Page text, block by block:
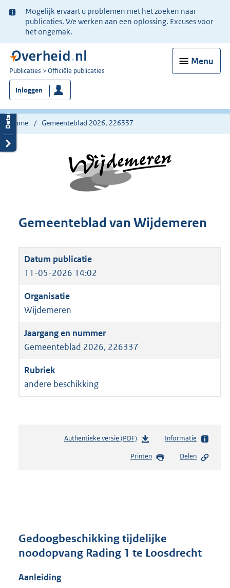
Ter
informatie:
Mogelijk ervaart u problemen met het zoeken naar
publicaties. We werken aan een oplossing. Excuses voor
het ongemak.
Menu
U
bent
nu
hier:
Publicaties Officiële publicaties
Inloggen
Home Gemeenteblad 2026, 226337
Gemeenteblad van Wijdemeren
11-05-2026 14:02
Wijdemeren
Gemeenteblad 2026, 226337
andere beschikking
Authentieke versie (PDF)b
s
r
o
Informatie
Printen Delen
Gedoogbeschikking tijdelijke
noodopvang Rading 1 te Loosdrecht
Aanleiding